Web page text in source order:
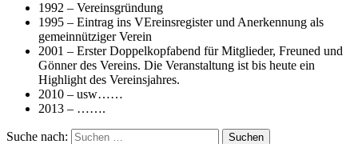
1992 – Vereinsgründung
1995 – Eintrag ins VEreinsregister und Anerkennung als
gemeinnütziger Verein
2001 – Erster Doppelkopfabend für Mitglieder, Freuned und
Gönner des Vereins. Die Veranstaltung ist bis heute ein
Highlight des Vereinsjahres.
2010 – usw……
2013 – …….
Suche nach: